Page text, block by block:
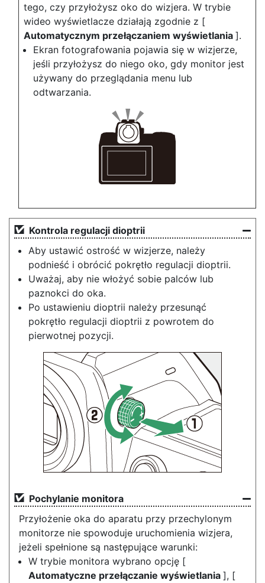
tego, czy przyłożysz oko do wizjera. W trybie
wideo wyświetlacze działają zgodnie z [
Automatycznym przełączaniem wyświetlania ].
Ekran fotografowania pojawia się w wizjerze,
jeśli przyłożysz do niego oko, gdy monitor jest
używany do przeglądania menu lub
odtwarzania.
Kontrola regulacji dioptrii
Aby ustawić ostrość w wizjerze, należy
podnieść i obrócić pokrętło regulacji dioptrii.
Uważaj, aby nie włożyć sobie palców lub
paznokci do oka.
Po ustawieniu dioptrii należy przesunąć
pokrętło regulacji dioptrii z powrotem do
pierwotnej pozycji.
Pochylanie monitora
Przyłożenie oka do aparatu przy przechylonym
monitorze nie spowoduje uruchomienia wizjera,
jeżeli spełnione są następujące warunki:
W trybie monitora wybrano opcję [
Automatyczne przełączanie wyświetlania ], [